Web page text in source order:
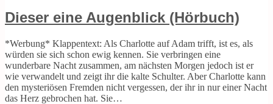
Dieser eine Augenblick (Hörbuch)
*Werbung* Klappentext: Als Charlotte auf Adam trifft, ist es, als
würden sie sich schon ewig kennen. Sie verbringen eine
wunderbare Nacht zusammen, am nächsten Morgen jedoch ist er
wie verwandelt und zeigt ihr die kalte Schulter. Aber Charlotte kann
den mysteriösen Fremden nicht vergessen, der ihr in nur einer Nacht
das Herz gebrochen hat. Sie…